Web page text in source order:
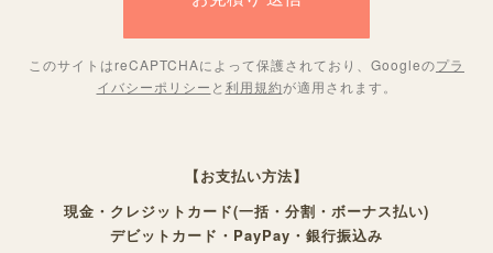
このサイトはreCAPTCHAによって保護されており、Googleのプラ
イバシーポリシー と 利用規約が適用されます。
【お支払い方法】
現金・クレジットカード(一括・分割・ボーナス払い)
デビットカード・PayPay・銀行振込み